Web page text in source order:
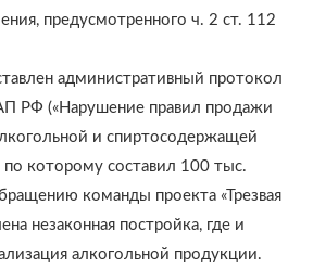
предусмотренного ч. 2 ст. 112
административный протокол
РФ («Нарушение правил продажи
и спиртосодержащей
которому составил 100 тыс.
команды проекта «Трезвая
незаконная постройка, где и
алкогольной продукции.